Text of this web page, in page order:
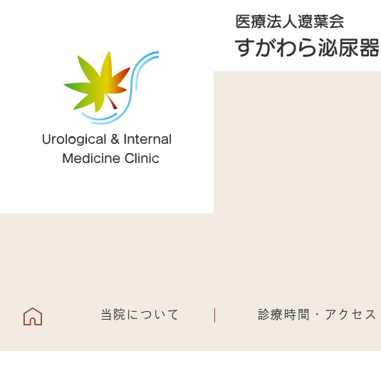
当院について 診療時間・アクセス